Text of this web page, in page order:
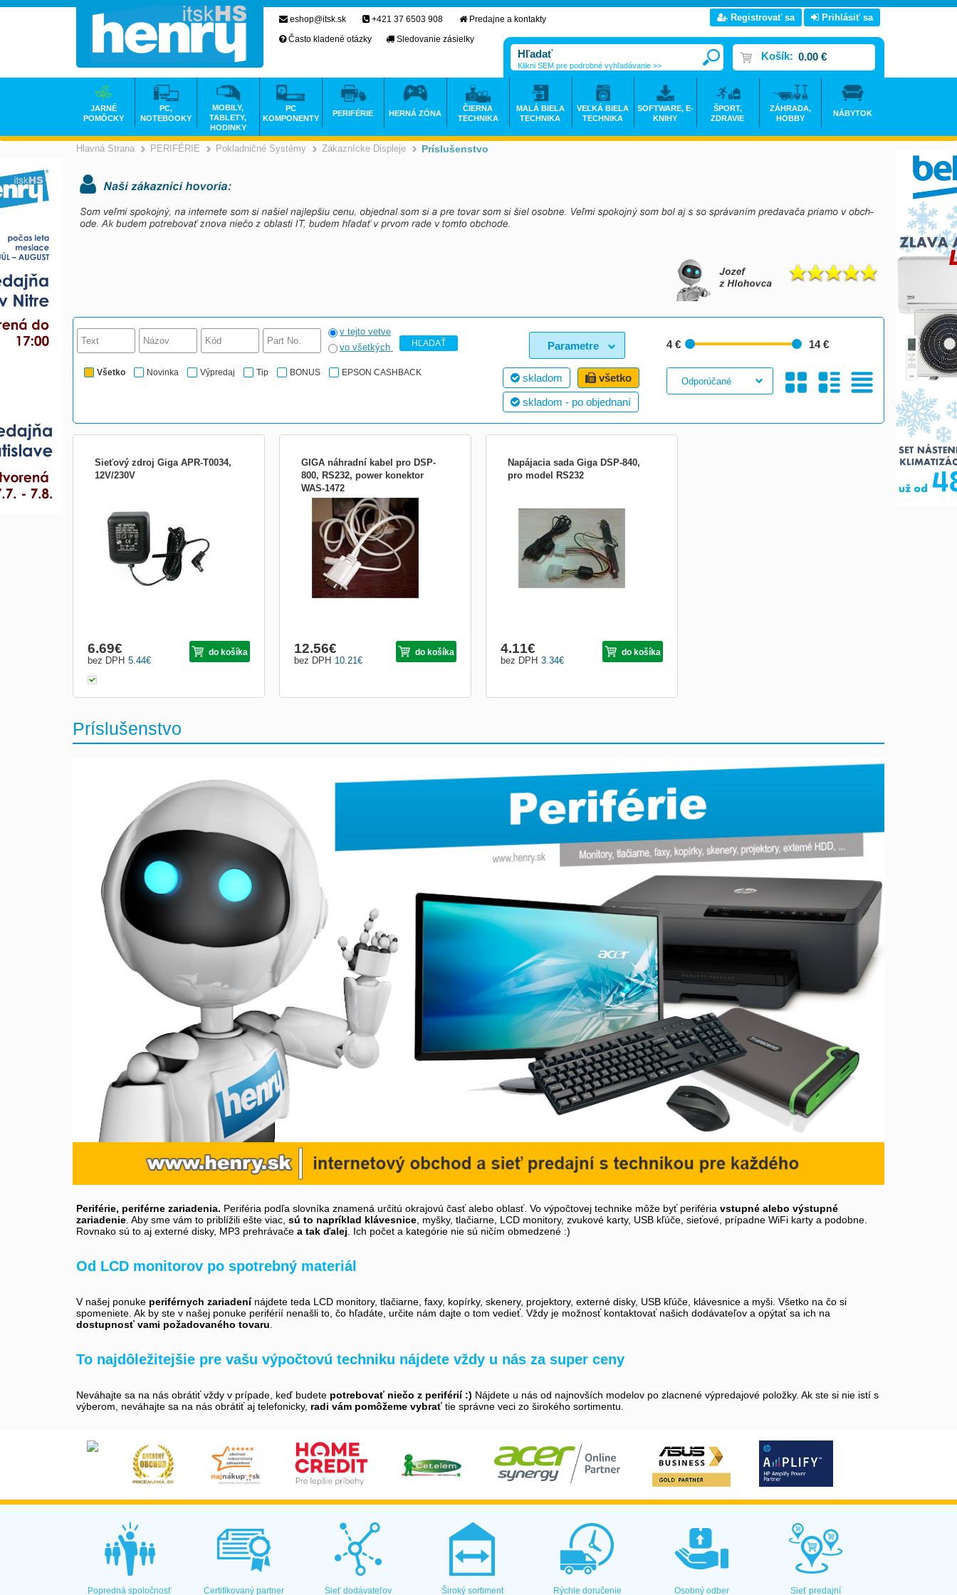
Hlavná Strana >
PERIFÉRIE >
Pokladničné Systémy >
Zákaznícke Displeje >
Príslušenstvo
4 € 14 €
skladom
všetko
skladom - po objednaní
Parametre
v tejto vetve
vo všetkých
HĽADAŤ
Všetko Novinka Výpredaj Tip BONUS EPSON CASHBACK
Sieťový zdroj Giga APR-T0034,
12V/230V
12 VDC, 500 mA Konektor 2 mm/5,5 mm,
délka 9,5 mm Délka kabelu 1,8 m Lze
použí pro: Zákaznické displeje Giga
Zákaznické displeje FEC Pokladní
zásuvky FEC
5.44€
bez DPH
6.69€ do košíka
GIGA náhradní kabel pro DSP-
800, RS232, power konektor
WAS-1472
Náhradní kabel pro displeje Giga -
umožňuje připojení displeje k počítači přes
RS-232 a externí napájení z příslušného
zdroje.
10.21€
bez DPH
12.56€ do košíka
Napájacia sada Giga DSP-840,
pro model RS232
GIGA DSP-840 s plochou nohou, kde je
zapotřebí napajení přímo z PC a ne ze
3.34€
bez DPH
4.11€ do košíka
Príslušenstvo
Periférie, periférne zariadenia. Periféria podľa slovníka znamená určitú okrajovú časť alebo oblasť. Vo výpočtovej technike môže byť periféria vstupné alebo výstupné
zariadenie . Aby sme vám to priblížili ešte viac, sú to napríklad klávesnice , myšky, tlačiarne, LCD monitory, zvukové karty, USB kľúče, sieťové, prípadne WiFi karty a podobne.
Rovnako sú to aj externé disky, MP3 prehrávače a tak ďalej . Ich počet a kategórie nie sú ničím obmedzené :)
Od LCD monitorov po spotrebný materiál
V našej ponuke periférnych zariadenínájdete teda LCD monitory, tlačiarne, faxy, kopírky, skenery, projektory, externé disky, USB kľúče, klávesnice a myši. Všetko na čo si
spomeniete. Ak by ste v našej ponuke periférií nenašli to, čo hľadáte, určite nám dajte o tom vedieť. Vždy je možnosť kontaktovať našich dodávateľov a opýtať sa ich na
dostupnosť vami požadovaného tovaru
To najdôležitejšie pre vašu výpočtovú techniku nájdete vždy u nás za super ceny
Neváhajte sa na nás obrátiť vždy v prípade, keď budete potrebovať niečo z periférií :) Nájdete u nás od najnovších modelov po zlacnené výpredajové položky. Ak ste si nie istí s
výberom, neváhajte sa na nás obrátiť aj telefonicky, radi vám pomôžeme vybrať tie správne veci zo širokého sortimentu.
eshop@itsk.sk +421 37 6503 908
Predajne a kontakty
Často kladené otázky
Sledovanie zásielky
Registrovať sa Prihlásiť sa
Košík: 0.00 €
Klikni SEM pre podrobné vyhľadávanie >>
JARNÉ
POMÔCKY
PC,
NOTEBOOKY
MOBILY,
TABLETY,
HODINKY
PC
KOMPONENTY
PERIFÉRIE HERNÁ ZÓNA
ČIERNA
TECHNIKA
MALÁ BIELA
TECHNIKA
VEĽKÁ BIELA
TECHNIKA
SOFTWARE, E-
KNIHY
ŠPORT,
ZDRAVIE
ZÁHRADA,
HOBBY
NÁBYTOK
Popredná spoločnosť Certifikovaný partner Sieť dodávateľov Široký sortiment Rýchle doručenie Osobný odber Sieť predajní